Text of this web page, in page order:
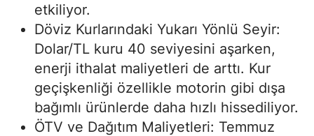
etkiliyor.
Döviz Kurlarındaki Yukarı Yönlü Seyir:
Dolar/TL kuru 40 seviyesini aşarken,
enerji ithalat maliyetleri de arttı. Kur
geçişkenliği özellikle motorin gibi dışa
bağımlı ürünlerde daha hızlı hissediliyor.
ÖTV ve Dağıtım Maliyetleri: Temmuz